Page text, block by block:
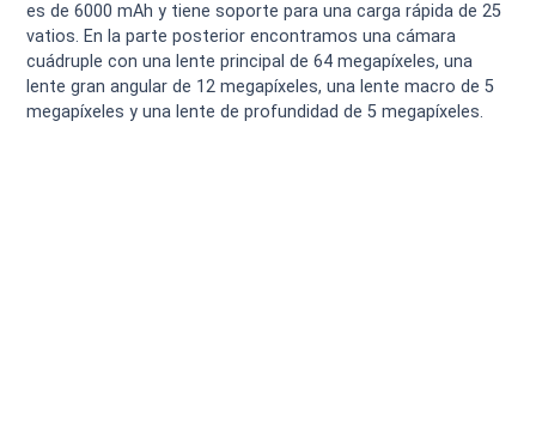
es de 6000 mAh y tiene soporte para una carga rápida de 25
vatios. En la parte posterior encontramos una cámara
cuádruple con una lente principal de 64 megapíxeles, una
lente gran angular de 12 megapíxeles, una lente macro de 5
megapíxeles y una lente de profundidad de 5 megapíxeles.